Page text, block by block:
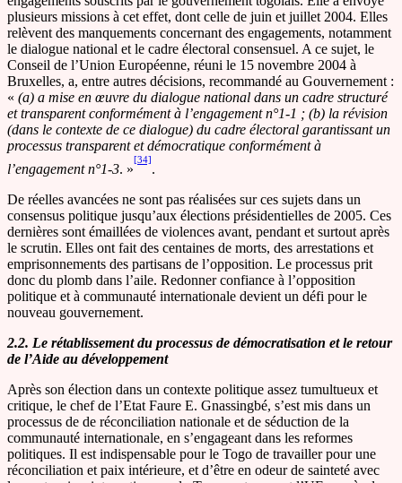
plusieurs missions à cet effet, dont celle de juin et juillet 2004. Elles
relèvent des manquements concernant des engagements, notamment
le dialogue national et le cadre électoral consensuel. A ce sujet, le
Conseil de l’Union Européenne, réuni le 15 novembre 2004 à
Bruxelles, a, entre autres décisions, recommandé au Gouvernement :
« (a) a mise en œuvre du dialogue national dans un cadre structuré
et transparent conformément à l’engagement n°1-1 ; (b) la révision
(dans le contexte de ce dialogue) du cadre électoral garantissant un
processus transparent et démocratique conformément à
l’engagement n°1-3. »
[34]
.
De réelles avancées ne sont pas réalisées sur ces sujets dans un
consensus politique jusqu’aux élections présidentielles de 2005. Ces
dernières sont émaillées de violences avant, pendant et surtout après
le scrutin. Elles ont fait des centaines de morts, des arrestations et
emprisonnements des partisans de l’opposition. Le processus prit
donc du plomb dans l’aile. Redonner confiance à l’opposition
politique et à communauté internationale devient un défi pour le
nouveau gouvernement.
2.2. Le rétablissement du processus de démocratisation et le retour
de l’Aide au développement
Après son élection dans un contexte politique assez tumultueux et
critique, le chef de l’Etat Faure E. Gnassingbé, s’est mis dans un
processus de de réconciliation nationale et de séduction de la
communauté internationale, en s’engageant dans les reformes
politiques. Il est indispensable pour le Togo de travailler pour une
réconciliation et paix intérieure, et d’être en odeur de sainteté avec